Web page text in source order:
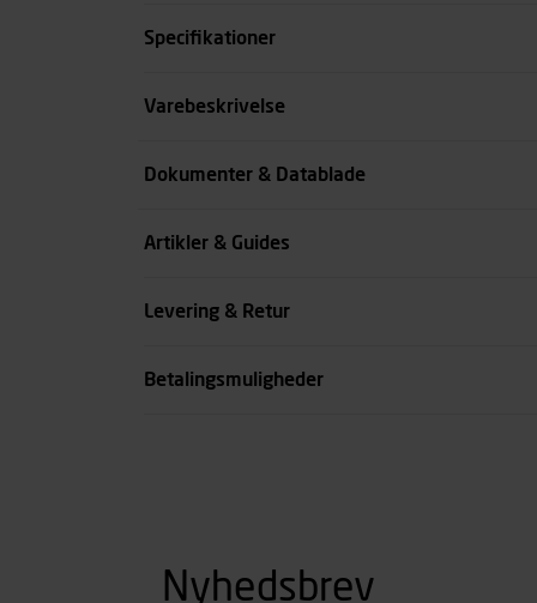
Specifikationer
Størrelse
Varebeskrivelse
Dokumenter & Datablade
Artikler & Guides
Levering & Retur
Betalingsmuligheder
Nyhedsbrev